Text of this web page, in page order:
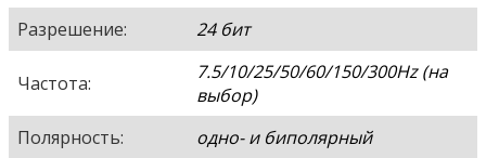
Разрешение: 24 бит
Частота:
7.5/10/25/50/60/150/300Hz (на
выбор)
Полярность:
одно- и биполярный